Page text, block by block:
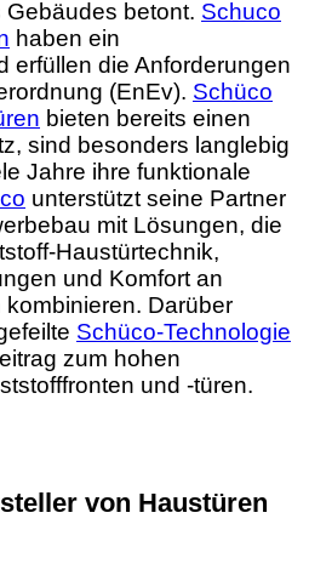
betont. Schuco
haben ein
erfüllen die Anforderungen
(EnEv). Schüco
bieten bereits einen
sind besonders langlebig
Jahre ihre funktionale
unterstützt seine Partner
mit Lösungen, die
Haustürtechnik,
und Komfort an
Darüber
Schüco-Technologie
zum hohen
und -türen.
von Haustüren